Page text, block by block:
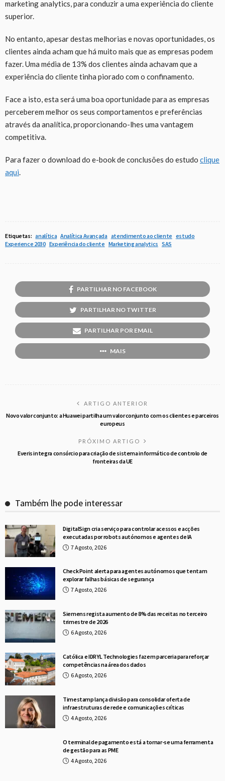
marketing analytics, para conduzir a uma experiência do cliente
superior.
No entanto, apesar destas melhorias e novas oportunidades, os
clientes ainda acham que há muito mais que as empresas podem
fazer. Uma média de 13% dos clientes ainda achavam que a
experiência do cliente tinha piorado com o confinamento.
Face a isto, esta será uma boa oportunidade para as empresas
perceberem melhor os seus comportamentos e preferências
através da analítica, proporcionando-lhes uma vantagem
competitiva.
Para fazer o download do e-book de conclusões do estudo clique
aqui.
Etiquetas: analítica Analítica Avançada atendimento ao cliente estudo
Experience 2030 Experiência do cliente Marketing analytics SAS
PARTILHAR NO FACEBOOK
PARTILHAR NO TWITTER
PARTILHAR POR EMAIL
MAIS
ARTIGO ANTERIOR
Novo valor conjunto: a Huawei partilha um valor conjunto com os clientes e parceiros
europeus
PRÓXIMO ARTIGO
Everis integra consórcio para criação de sistema informático de controlo de
fronteiras da UE
Também lhe pode interessar
DigitalSign cria serviço para controlar acessos e acções
executadas por robots autónomos e agentes de IA
7 Agosto, 2026
Check Point alerta para agentes autónomos que tentam
explorar falhas básicas de segurança
7 Agosto, 2026
Siemens regista aumento de 8% das receitas no terceiro
trimestre de 2026
6 Agosto, 2026
Católica e IDRYL Technologies fazem parceria para reforçar
competências na área dos dados
6 Agosto, 2026
Timestamp lança divisão para consolidar oferta de
infraestruturas de rede e comunicações críticas
4 Agosto, 2026
O terminal de pagamento está a tornar-se uma ferramenta
de gestão para as PME
4 Agosto, 2026